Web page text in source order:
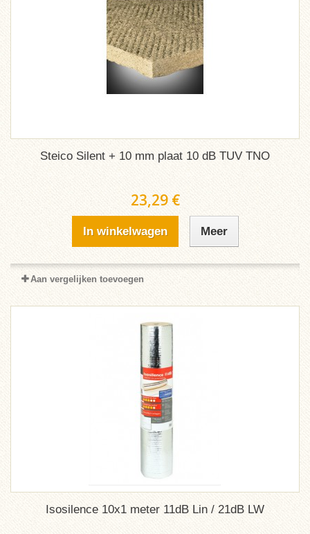
Steico Silent + 10 mm plaat 10 dB TUV TNO
23,29 €
In winkelwagen Meer
Aan vergelijken toevoegen
Isosilence 10x1 meter 11dB Lin / 21dB LW